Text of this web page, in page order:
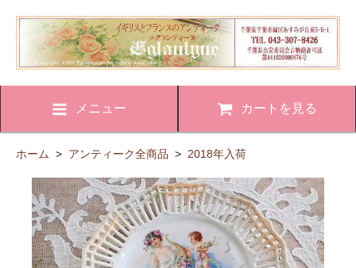
メニュー カートを見る
ホーム > アンティーク全商品 > 2018年入荷